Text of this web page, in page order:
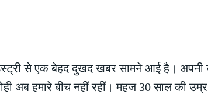
से एक बेहद दुखद खबर सामने आई है।
अब हमारे बीच नहीं रहीं। महज 30 साल की